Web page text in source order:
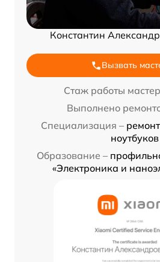
Константин
Вызвать
Стаж работы
Выполнено
Специализация –
ноутбуков
Образование –
«Электроника и